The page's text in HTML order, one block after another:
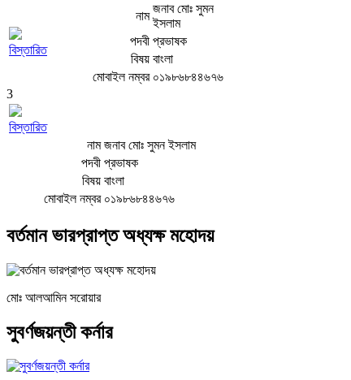
বিস্তারিত
নাম
জনাব মোঃ সুমন
ইসলাম
পদবী প্রভাষক
বিষয় বাংলা
মোবাইল নম্বর ০১৯৮৬৮৪৪৬৭৬
3
বিস্তারিত
নাম জনাব মোঃ সুমন ইসলাম
পদবী প্রভাষক
বিষয় বাংলা
মোবাইল নম্বর ০১৯৮৬৮৪৪৬৭৬
বর্তমান ভারপ্রাপ্ত অধ্যক্ষ মহোদয়
মোঃ আলআমিন সরোয়ার
সুবর্ণজয়ন্তী কর্নার